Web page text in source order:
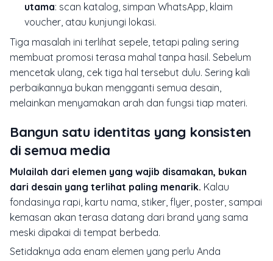
utama: scan katalog, simpan WhatsApp, klaim
voucher, atau kunjungi lokasi.
Tiga masalah ini terlihat sepele, tetapi paling sering
membuat promosi terasa mahal tanpa hasil. Sebelum
mencetak ulang, cek tiga hal tersebut dulu. Sering kali
perbaikannya bukan mengganti semua desain,
melainkan menyamakan arah dan fungsi tiap materi.
Bangun satu identitas yang konsisten
di semua media
Mulailah dari elemen yang wajib disamakan, bukan
dari desain yang terlihat paling menarik. Kalau
fondasinya rapi, kartu nama, stiker, flyer, poster, sampai
kemasan akan terasa datang dari brand yang sama
meski dipakai di tempat berbeda.
Setidaknya ada enam elemen yang perlu Anda